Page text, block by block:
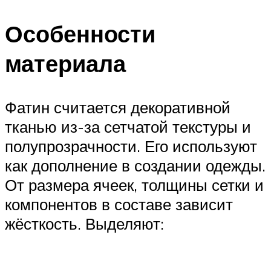
Особенности
материала
Фатин считается декоративной
тканью из-за сетчатой текстуры и
полупрозрачности. Его используют
как дополнение в создании одежды.
От размера ячеек, толщины сетки и
компонентов в составе зависит
жёсткость. Выделяют: